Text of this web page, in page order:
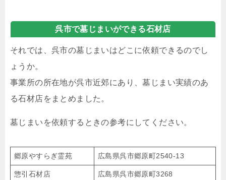
呉市で墓じまいができる石材店
それでは、呉市の墓じまいはどこに依頼できるのでし
ょうか。
事業所の所在地が呉市近郊にあり、墓じまい実績のあ
る石材店をまとめました。
墓じまいを依頼するときの参考にしてください。
郷原やすらぎ霊苑 広島県呉市郷原町2540-13
惣引石材店 広島県呉市郷原町3268